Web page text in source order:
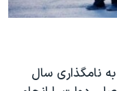
نامگذاری سال